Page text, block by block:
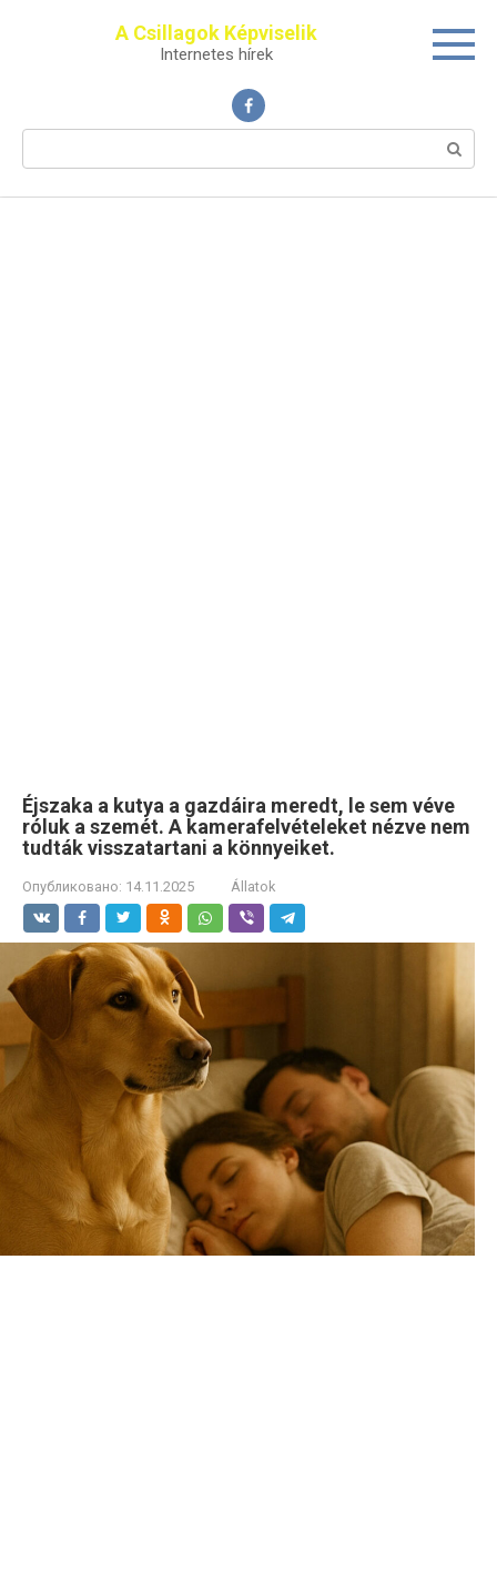
A Csillagok Képviselik
Internetes hírek
Поиск:
Éjszaka a kutya a gazdáira meredt, le sem véve
róluk a szemét. A kamerafelvételeket nézve nem
tudták visszatartani a könnyeiket.
Опубликовано: 14.11.2025 Állatok